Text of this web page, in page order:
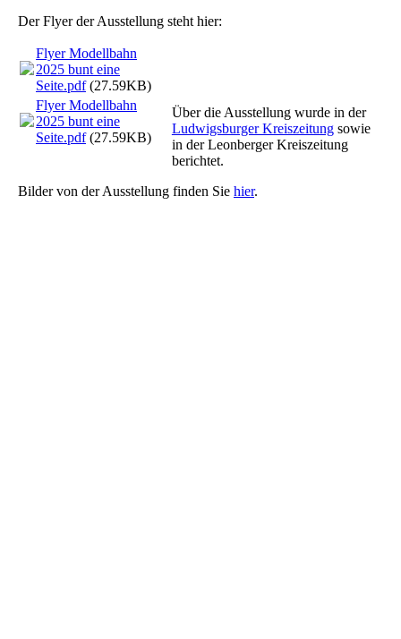
Der Flyer der Ausstellung steht hier:
Flyer Modellbahn
2025 bunt eine
Seite.pdf(27.59KB)
Flyer Modellbahn
2025 bunt eine
Seite.pdf(27.59KB)
Über die Ausstellung wurde in der
Ludwigsburger Kreiszeitungsowie
in der Leonberger Kreiszeitung
berichtet.
Bilder von der Ausstellung finden Sie hier.